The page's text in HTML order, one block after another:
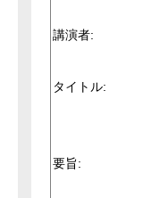
講演者:
タイトル:
要旨: